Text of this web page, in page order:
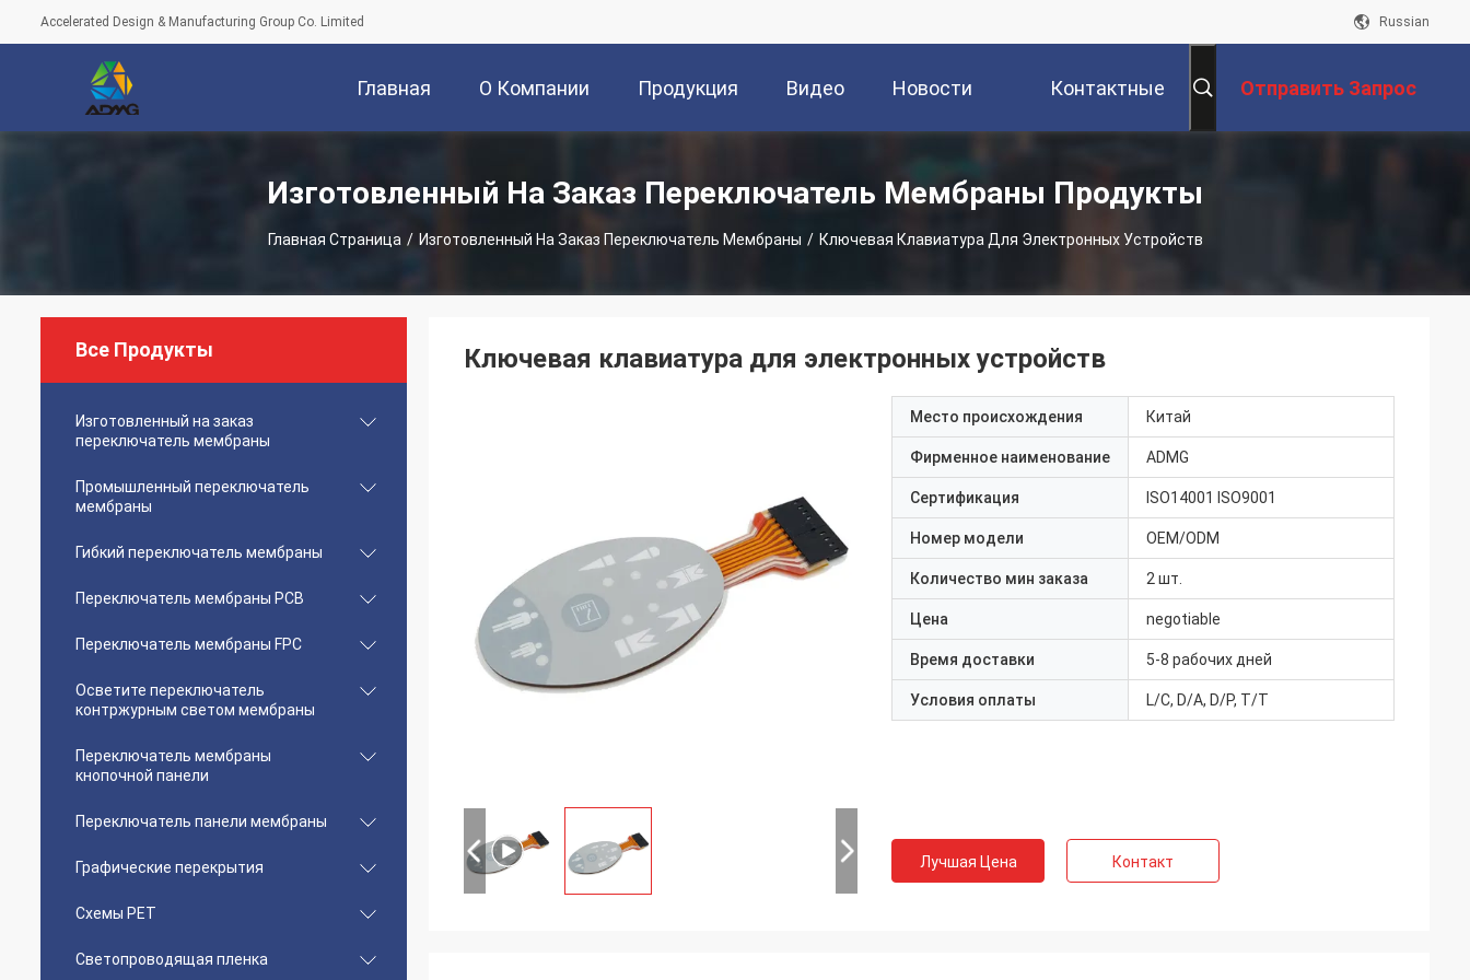
Accelerated Design & Manufacturing Group Co. Limited Russian
Главная О Компании Продукция Видео Новости Контактные Отправить Запрос
Изготовленный На Заказ Переключатель Мембраны Продукты
Главная Страница / Изготовленный На Заказ Переключатель Мембраны / Ключевая Клавиатура Для Электронных Устройств
Все Продукты
Изготовленный на заказ
переключатель мембраны
Промышленный переключатель
мембраны
Гибкий переключатель мембраны
Переключатель мембраны PCB
Переключатель мембраны FPC
Осветите переключатель
контржурным светом мембраны
Переключатель мембраны
кнопочной панели
Переключатель панели мембраны
Графические перекрытия
Схемы PET
Светопроводящая пленка
Ключевая клавиатура для электронных устройств
Место происхождения Китай
Фирменное наименование ADMG
Сертификация ISO14001 ISO9001
Номер модели OEM/ODM
Количество мин заказа 2 шт.
Цена negotiable
Время доставки 5-8 рабочих дней
Условия оплаты L/C, D/A, D/P, T/T
Лучшая Цена Контакт